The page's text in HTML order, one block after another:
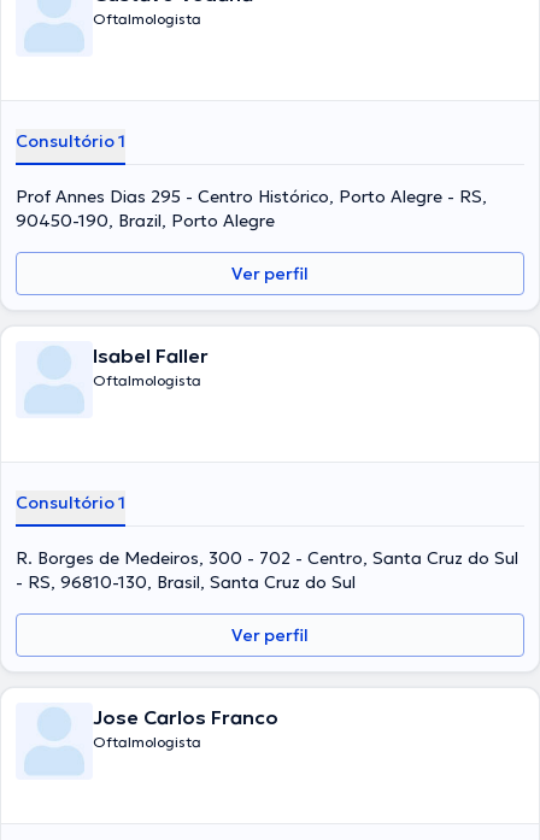
Oftalmologista
Consultório 1
Prof Annes Dias 295 - Centro Histórico, Porto Alegre - RS,
90450-190, Brazil, Porto Alegre
Ver perfil
Isabel Faller
Oftalmologista
Consultório 1
R. Borges de Medeiros, 300 - 702 - Centro, Santa Cruz do Sul
- RS, 96810-130, Brasil, Santa Cruz do Sul
Ver perfil
Jose Carlos Franco
Oftalmologista